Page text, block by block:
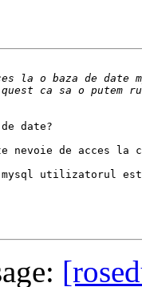
date?
de acces la
utilizatorul